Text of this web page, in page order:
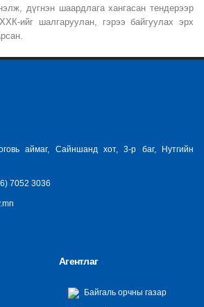
дүгнэн шаардлага хангасан тендерээр
ийг шалгаруулан, гэрээ байгуулах эрх
аймаг, Сайншанд хот, 3-р баг, Нутгийн
7052 3036
Агентлаг
Байгаль орчны газар